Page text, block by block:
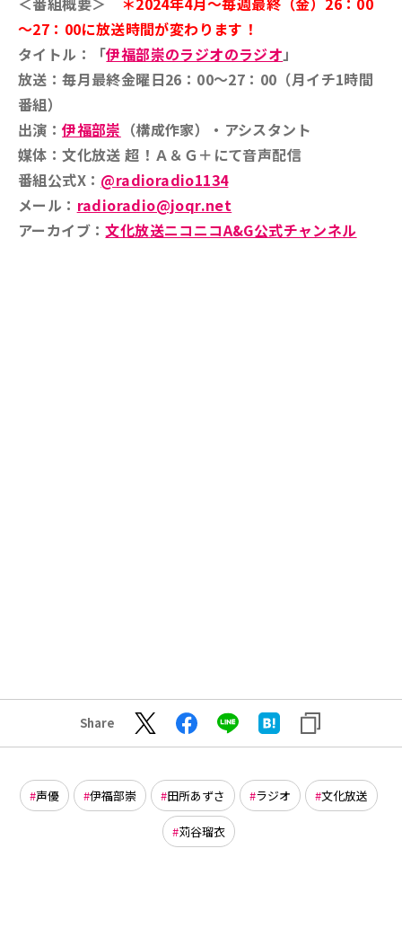
～27：00に放送時間が変わります！
タイトル：「伊福部崇のラジオのラジオ 」
放送：毎月最終金曜日26：00～27：00（月イチ1時間
番組）
出演：伊福部崇 （構成作家）・アシスタント
媒体：文化放送 超！Ａ＆Ｇ＋にて音声配信
番組公式X： @radioradio1134
メール： radioradio@joqr.net
アーカイブ：文化放送ニコニコA&G公式チャンネル
Share
声優 伊福部崇 田所あずさ ラジオ 文化放送
苅谷瑠衣